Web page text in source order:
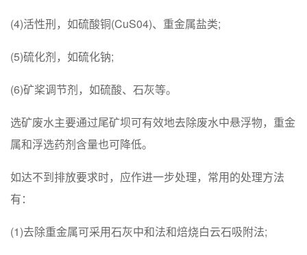
(4)活性刑，如硫酸铜(CuS04)、重金属盐类;
(5)硫化剂，如硫化钠;
(6)矿桨调节剂，如硫酸、石灰等。
选矿废水主要通过尾矿坝可有效地去除废水中悬浮物，重金
属和浮选药剂含量也可降低。
如达不到排放要求时，应作进一步处理，常用的处理方法
有：
(1)去除重金属可采用石灰中和法和焙烧白云石吸附法;